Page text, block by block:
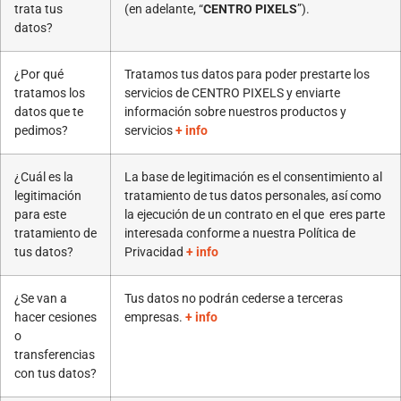
trata tus
datos?
(en adelante, “CENTRO PIXELS”).
¿Por qué
tratamos los
datos que te
pedimos?
Tratamos tus datos para poder prestarte los
servicios de CENTRO PIXELS y enviarte
información sobre nuestros productos y
servicios+ info
¿Cuál es la
legitimación
para este
tratamiento de
tus datos?
La base de legitimación es el consentimiento al
tratamiento de tus datos personales, así como
la ejecución de un contrato en el que eres parte
interesada conforme a nuestra Política de
Privacidad + info
¿Se van a
hacer cesiones
o
transferencias
con tus datos?
Tus datos no podrán cederse a terceras
empresas. + info